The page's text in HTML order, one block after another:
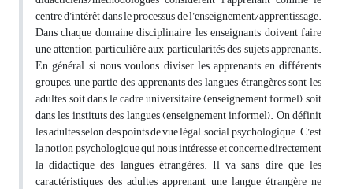
centre d’intérêt dans le processus de l’enseignement/apprentissage.
Dans chaque domaine disciplinaire, les enseignants doivent faire
une attention particulière aux particularités des sujets apprenants.
En général, si nous voulons diviser les apprenants en différents
groupes, une partie des apprenants des langues étrangères sont les
adultes, soit dans le cadre universitaire (enseignement formel), soit
dans les instituts des langues (enseignement informel). On définit
les adultes selon des points de vue légal, social, psychologique. C’est
la notion psychologique qui nous intéresse et concerne directement
la didactique des langues étrangères. Il va sans dire que les
caractéristiques des adultes apprenant une langue étrangère ne